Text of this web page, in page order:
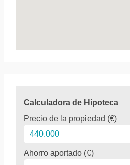
Calculadora de Hipoteca
Precio de la propiedad (€)
Ahorro aportado (€)